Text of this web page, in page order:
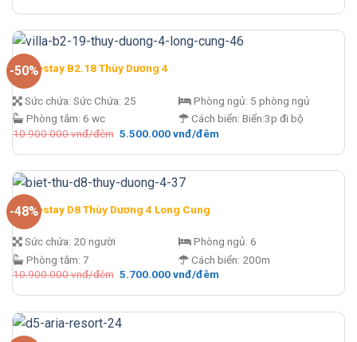
là:
đêm.
tại
7.200.000 vnđ/
đêm.
-50%
Homestay B2.18 Thùy Dương 4
Sức chứa: Sức Chứa: 25
Phòng tắm: 6 wc
Phòng ngủ: 5 phòng ngủ
Cách biển: Biển:3p đi bộ
10.900.000vnđ/đêm Giá
là:
đêm.
5.500.000vnđ/đêmGiá
tại
5.500.000 vnđ/
-48%
Homestay D8 Thùy Dương 4 Long Cung
Sức chứa: 20 người
Phòng tắm: 7
Phòng ngủ: 6
Cách biển: 200m
10.900.000vnđ/đêm Giá
là:
đêm.
5.700.000vnđ/đêmGiá
tại
5.700.000 vnđ/